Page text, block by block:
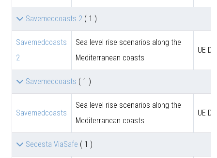
Savemedcoasts 2 ( 1 )
Savemedcoasts
2
Sea level rise scenarios along the
Mediterranean coasts
UE
Savemedcoasts ( 1 )
Savemedcoasts
Sea level rise scenarios along the
Mediterranean coasts
UE
Secesta ViaSafe ( 1 )